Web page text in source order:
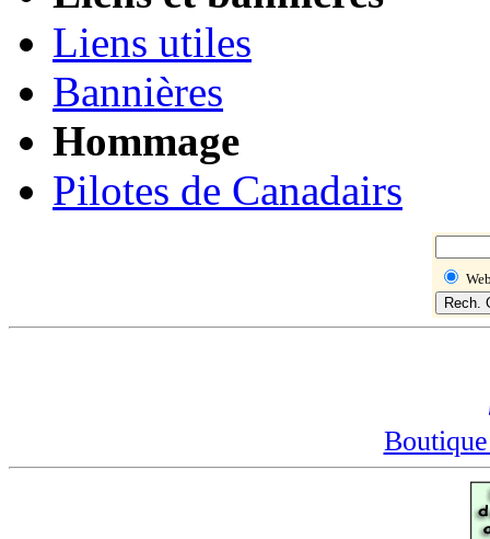
Liens utiles
Bannières
Hommage
Pilotes de Canadairs